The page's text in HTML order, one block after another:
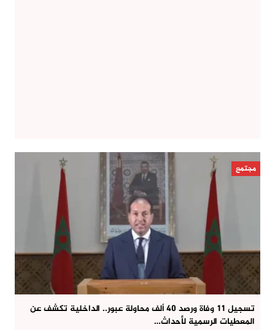
مجتمع
تسجيل 11 وفاة ورصد 40 ألف محاولة عبور.. الداخلية تكشف عن
المعطيات الرسمية لأحداث…